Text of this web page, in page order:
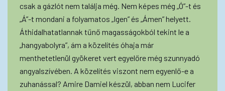
csak a gázlót nem találja még. Nem képes még „Ó”-t és
„Á”-t mondani a folyamatos „Igen” és „Ámen” helyett.
Áthidalhatatlannak tűnő magasságokból tekint le a
„hangyabolyra”, ám a közelítés óhaja már
menthetetlenül gyökeret vert egyelőre még szunnyadó
angyalszívében. A közelítés viszont nem egyenlő-e a
zuhanással? Amire Damiel készül, abban nem Lucifer